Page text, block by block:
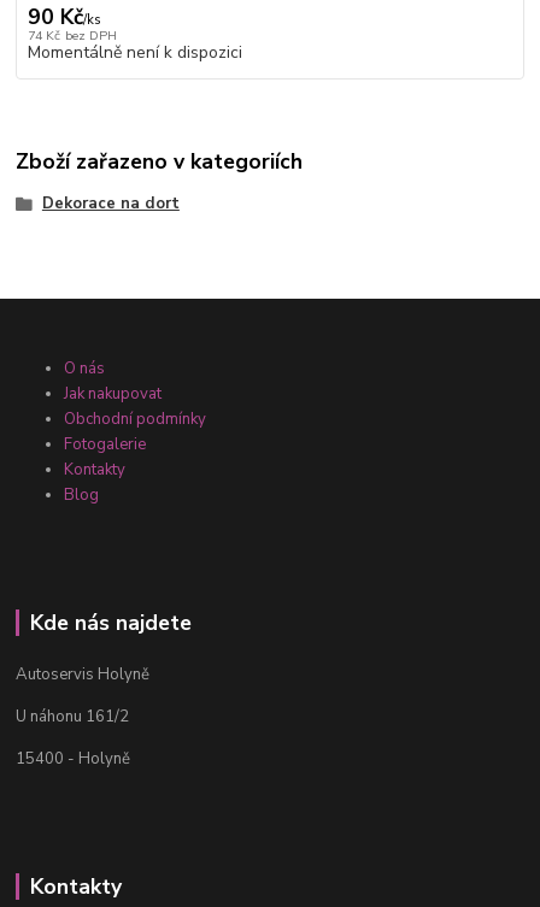
90 Kč/ks
74 Kč bez DPH
Momentálně není k dispozici
Zboží zařazeno v kategoriích
Dekorace na dort
O nás
Jak nakupovat
Obchodní podmínky
Fotogalerie
Kontakty
Blog
Kde nás najdete
Autoservis Holyně
U náhonu 161/2
15400 - Holyně
Kontakty